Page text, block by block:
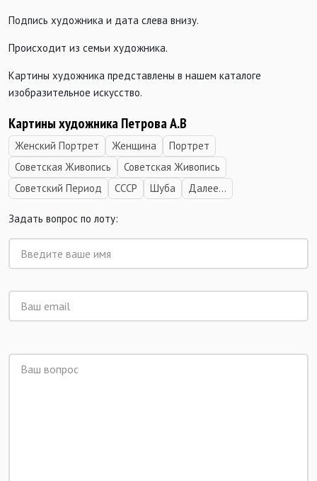
Подпись художника и дата слева внизу.
Происходит из семьи художника.
Картины художника представлены в нашем каталоге
изобразительное искусство.
Картины художника Петрова А.В
Женский Портрет Женщина
Портрет
Советская Живопись
Советская Живопись
Советский Период
СССР Шуба Далее...
Задать вопрос по лоту: